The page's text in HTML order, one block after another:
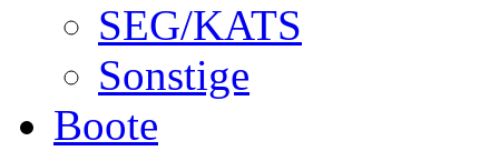
SEG/KATS
Sonstige
Boote